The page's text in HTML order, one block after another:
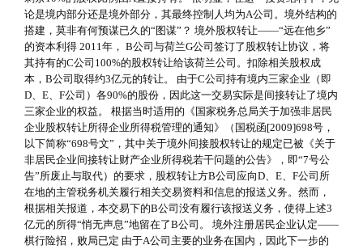
论是境内部分还是境外部分，其最终控制人均为A公司。境外结构的
搭建，莫非有何预谋已久的“图谋”？ 境外股权转让——“远在他乡”
的资本利得 2011年， B公司与荷兰G公司签订了股权转让协议，将
其持有的C公司100%的股权转让给该荷兰公司。扣除相关股权成
本，B公司取得约3亿元的转让。 由于C公司持有境内三家企业（即
D、E、F公司）各90%的股份，因此这一交易实际是间接转让了境内
三家企业的权益。 根据当时适用的《国家税务总局关于加强非居民
企业股权转让所得企业所得税管理的通知》（国税函[2009]698号，
以下简称“698号文”，其中关于境外间接股权转让的规定已被《关于
非居民企业间接转让财产企业所得税若干问题的公告》，即“7号公
告”所废止与取代）的要求，股权转让方B公司应向D、E、F公司所
在地的主管税务机关履行相关交易资料和信息的报送义务。然而，
根据相关报道，本交易下的B公司没有履行该报送义务，使得上述3
亿元的所得“悄无声息”地留在了B公司。 境外注册居民企业认定——
棋行险招，败局已定 由于A公司主要的业务在国内，因此下一步的